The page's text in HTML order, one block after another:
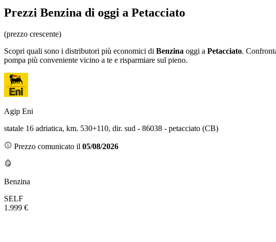
Prezzi Benzina di oggi a Petacciato
(prezzo crescente)
Scopri quali sono i distributori più economici di Benzina oggi a Petacciato.
pompa più conveniente vicino a te e risparmiare sul pieno.
Agip Eni
statale 16 adriatica, km. 530+110, dir. sud - 86038 - petacciato (CB)
Prezzo comunicato il 05/08/2026
Benzina
SELF
1.999 €